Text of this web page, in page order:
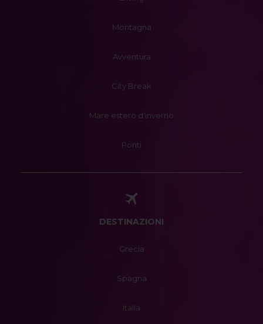
Montagna
Avventura
City Break
Mare estero d'inverno
Ponti
DESTINAZIONI
Grecia
Spagna
Italia